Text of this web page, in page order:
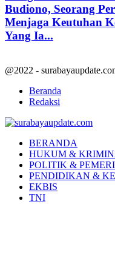
Budiono, Seorang
Menjaga Keutuhan
Yang Ia...
@2022 -
Beranda
Redaksi
BERANDA
HUKUM &
POLITIK &
PENDIDIKAN &
EKBIS
TNI